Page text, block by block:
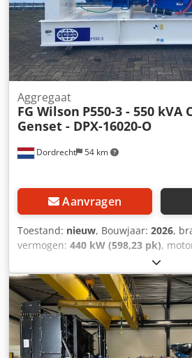
Dordrecht 54 km
Aggregaat
FG Wilson P550-3 - 550 kVA
Genset - DPX-16020-O
Aanvragen
Toestand: nieuw, Bouwjaar: 2026,
vermogen: 440 kW (598,23 pk),
,
Dscaskr Leeggewicht: 3.699 kg
kVA Afmetingen laadruimte: 380 x
markering: ja Watertankinhoud: 888
CN Neem contact op met Team
= Verdere opties en accessoires = -
Bedieningspaneel - Tankwagen